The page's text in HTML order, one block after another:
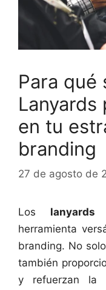
Para qué
Lanyards
en tu
branding
27 de agosto de
Los lanyards
herramienta
branding. No
también
y refuerzan la